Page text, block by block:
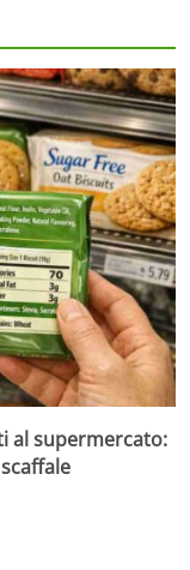
al supermercato: